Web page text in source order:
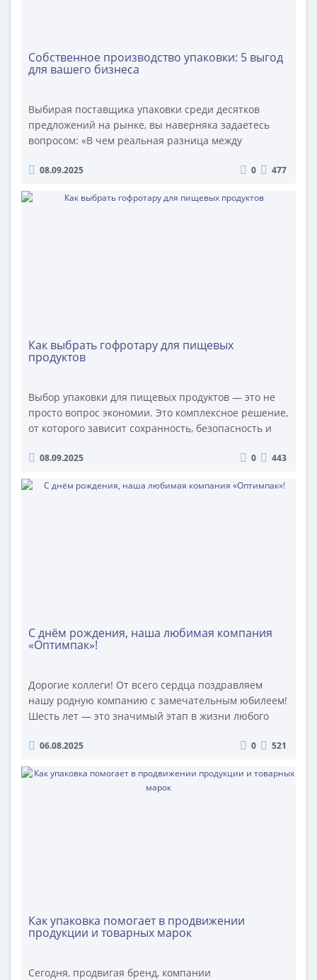
Собственное производство упаковки: 5 выгод
для вашего бизнеса
Выбирая поставщика упаковки среди десятков
предложений на рынке, вы наверняка задаетесь
вопросом: «В чем реальная разница между
разница — в вашей прибыли, сроках и качестве.
современное производство гофроупаковки в
08.09.2025 0 477
Как выбрать гофротару для пищевых
продуктов
Выбор упаковки для пищевых продуктов — это не
просто вопрос экономии. Это комплексное решение,
от которого зависит сохранность, безопасность и
счете — репутация вашего бренда и финансовые
может привести к порче продукции, потерям при
08.09.2025 0 443
С днём рождения, наша любимая компания
«Оптимпак»!
Дорогие коллеги! От всего сердца поздравляем
нашу родную компанию с замечательным юбилеем!
Шесть лет — это значимый этап в жизни любого
далеко мы продвинулись за это время.
признательность каждому члену коллектива за
профессионализм, преданность делу и неоценимый
06.08.2025 0 521
Как упаковка помогает в продвижении
продукции и товарных марок
Сегодня, продвигая бренд, компании